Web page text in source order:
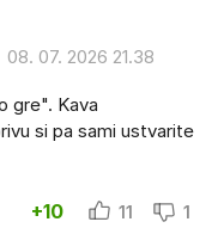
08. 07. 2026 21.38
gre". Kava
si pa sami ustvarite
+10 11 1